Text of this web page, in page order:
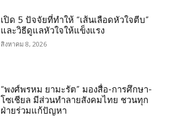
เปิด 5 ปัจจัยที่ทำให้ “เส้นเลือดหัวใจตีบ”
และวิธีดูแลหัวใจให้แข็งแรง
สิงหาคม 8, 2026
“พงศ์พรหม ยามะรัต” มองสื่อ-การศึกษา-
โซเชียล มีส่วนทำลายสังคมไทย ชวนทุก
ฝ่ายร่วมแก้ปัญหา